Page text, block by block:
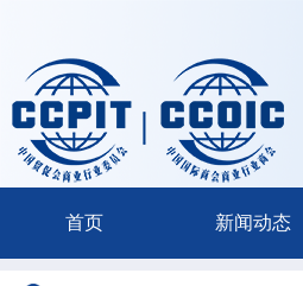
首页 新闻动态